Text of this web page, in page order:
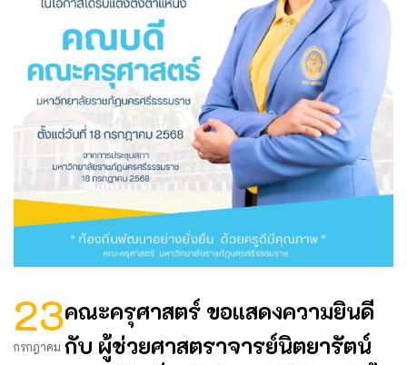
23
กรกฎาคม
คณะครุศาสตร์ ขอแสดงความยินดี
กับ ผู้ช่วยศาสตราจารย์นิตยารัตน์